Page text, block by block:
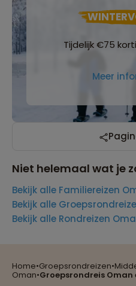
Home•Groepsrondreizen•
Oman•Groepsrondreis Oman
Tijdelijk €75
Meer
Niet helemaal wat je
Bekijk alle Familiereizen
Bekijk alle
Bekijk alle Rondreizen
Reizen met oog